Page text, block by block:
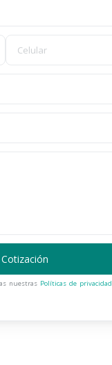
nuestras Políticas de privacidad